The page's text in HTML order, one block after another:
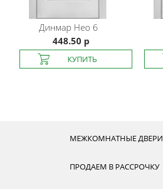
Динмар Нео 6
448.50 р
МЕЖКОМНАТНЫЕ ДВЕРИ
ПРОДАЕМ В РАССРОЧКУ